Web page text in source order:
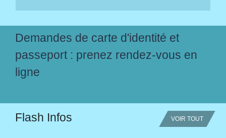
Demandes de carte d'identité et
passeport : prenez rendez-vous en
ligne
Flash Infos VOIR TOUT